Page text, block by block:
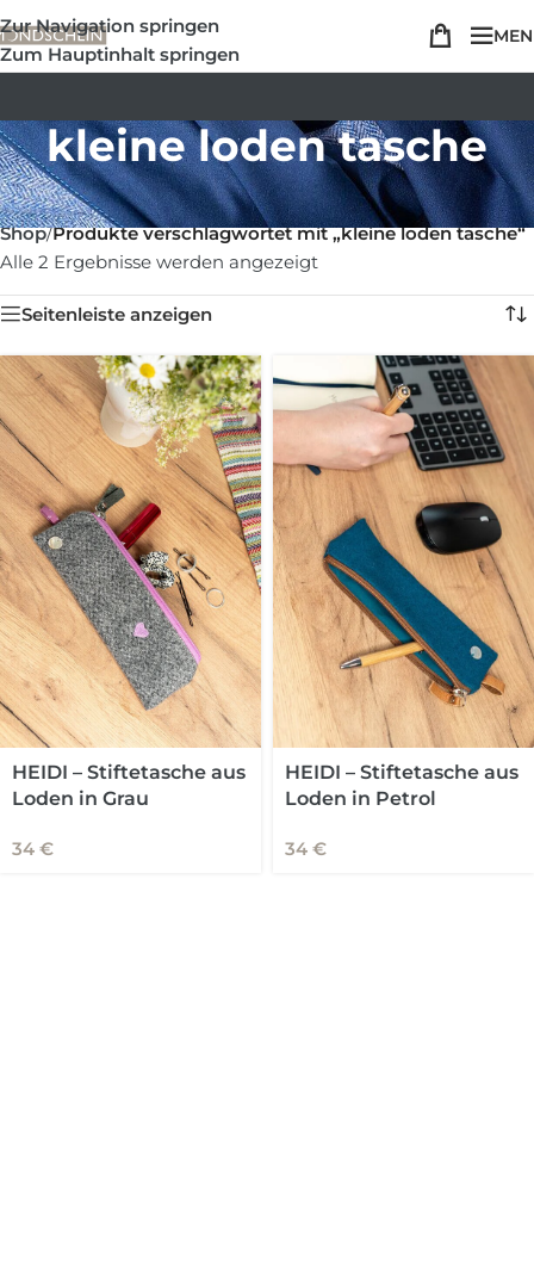
Zur Navigation springen
Zum Hauptinhalt springen
kleine loden tasche
Shop/Produkte verschlagwortet mit „kleine loden tasche“
Alle 2 Ergebnisse werden angezeigt
Seitenleiste anzeigen
HEIDI – Stiftetasche aus
Loden in Grau
34 €
HEIDI – Stiftetasche aus
Loden in Petrol
34 €